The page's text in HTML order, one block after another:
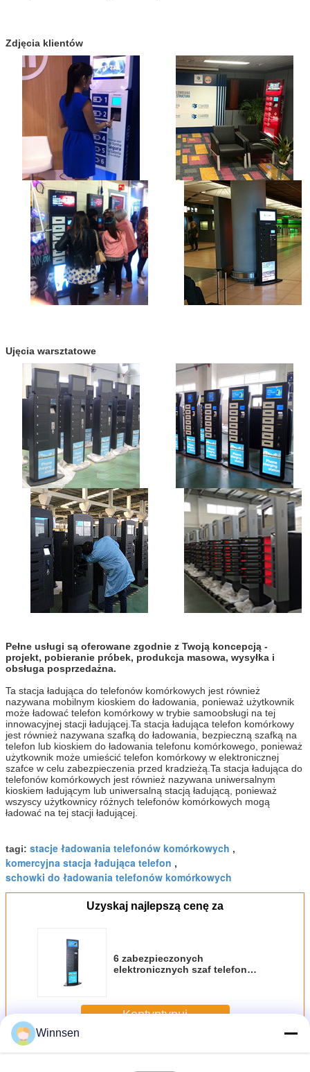
Zdjęcia klientów
Ujęcia warsztatowe
Pełne usługi są oferowane zgodnie z Twoją koncepcją -
projekt, pobieranie próbek, produkcja masowa, wysyłka i
obsługa posprzedażna.
Ta stacja ładująca do telefonów komórkowych jest również
nazywana mobilnym kioskiem do ładowania, ponieważ użytkownik
może ładować telefon komórkowy w trybie samoobsługi na tej
innowacyjnej stacji ładującej.Ta stacja ładująca telefon komórkowy
jest również nazywana szafką do ładowania, bezpieczną szafką na
telefon lub kioskiem do ładowania telefonu komórkowego, ponieważ
użytkownik może umieścić telefon komórkowy w elektronicznej
szafce w celu zabezpieczenia przed kradzieżą.Ta stacja ładująca do
telefonów komórkowych jest również nazywana uniwersalnym
kioskiem ładującym lub uniwersalną stacją ładującą, ponieważ
wszyscy użytkownicy różnych telefonów komórkowych mogą
ładować na tej stacji ładującej.
tagi: stacje ładowania telefonów komórkowych ,
komercyjna stacja ładująca telefon ,
schowki do ładowania telefonów komórkowych
Uzyskaj najlepszą cenę za
6 zabezpieczonych
elektronicznych szaf telefon
dworcu autobusowym
Kontyntynuj
JeszczeStacje ładowania telefonów komórkowych
Winnsen